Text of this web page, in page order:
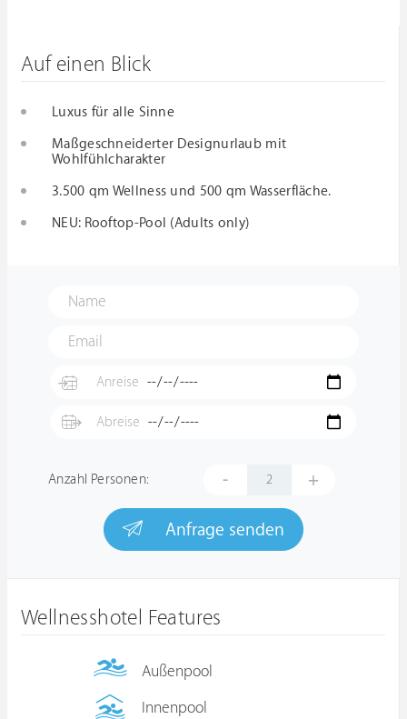
Auf einen Blick
Luxus für alle Sinne
Maßgeschneiderter Designurlaub mit
Wohlfühlcharakter
3.500 qm Wellness und 500 qm Wasserfläche.
NEU: Rooftop-Pool (Adults only)
Anzahl Personen: - +
Anfrage senden
Wellnesshotel Features
Außenpool
Innenpool